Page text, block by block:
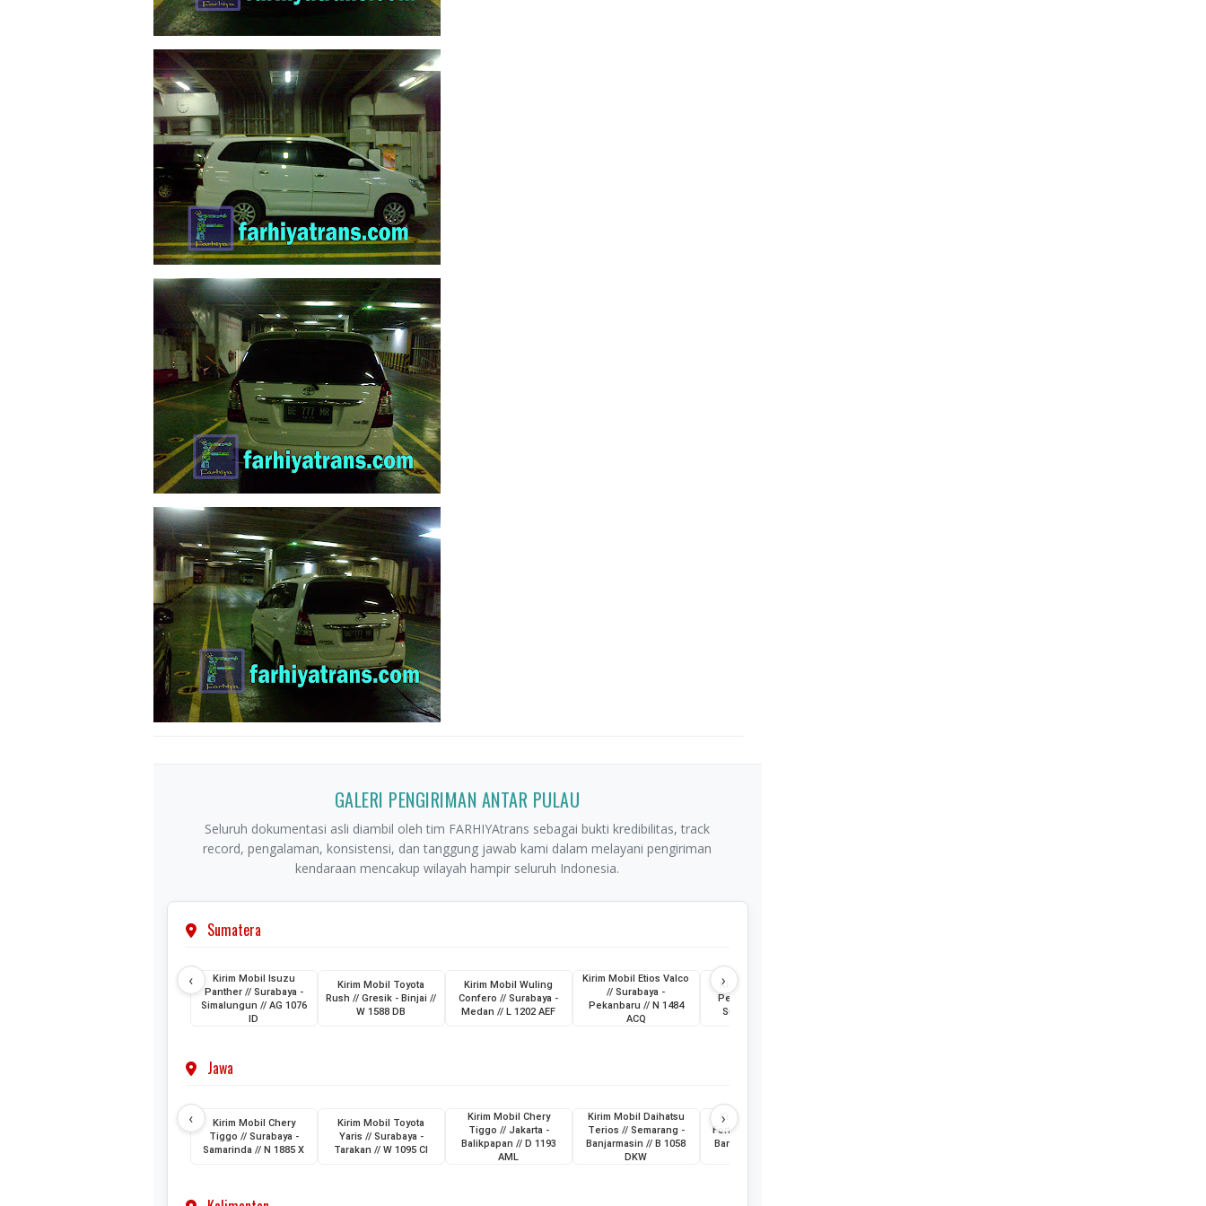
GALERI PENGIRIMAN ANTAR PULAU
Seluruh dokumentasi asli diambil oleh tim FARHIYAtrans sebagai bukti kredibilitas, track
record, pengalaman, konsistensi, dan tanggung jawab kami dalam melayani pengiriman
kendaraan mencakup wilayah hampir seluruh Indonesia.
Sumatera
‹
Kirim Mobil Isuzu
Panther // Surabaya -
Simalungun // AG 1076
ID
Kirim Mobil Toyota
Rush // Gresik - Binjai //
W 1588 DB
Kirim Mobil Wuling
Confero // Surabaya -
Medan // L 1202 AEF
Kirim Mobil Etios Valco
// Surabaya -
Pekanbaru // N 1484
ACQ
Kirim Truk Skylift //
Pemkot Pagar Alam
Sumatera Selatan
›
Jawa
‹
Kirim Mobil Chery
Tiggo // Surabaya -
Samarinda // N 1885 X
Kirim Mobil Toyota
Yaris // Surabaya -
Tarakan // W 1095 CI
Kirim Mobil Chery
Tiggo // Jakarta -
Balikpapan // D 1193
AML
Kirim Mobil Daihatsu
Terios // Semarang -
Banjarmasin // B 1058
DKW
Kirim Mobil Toyota
Fortuner // Surabaya -
Banjarmasin // L 1965
›